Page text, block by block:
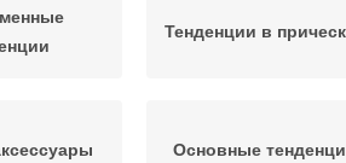
Тенденции в
Основные